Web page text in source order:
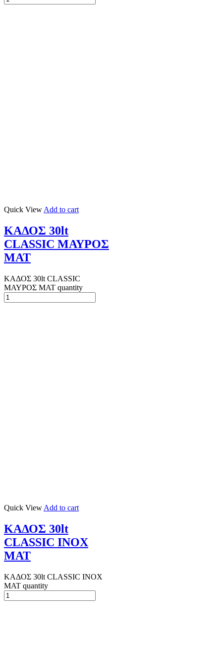
Quick View Add to cart
ΚΑΔΟΣ 30lt
CLASSIC ΜΑΥΡΟΣ
ΜΑΤ
ΚΑΔΟΣ 30lt CLASSIC
ΜΑΥΡΟΣ ΜΑΤ quantity
Quick View Add to cart
ΚΑΔΟΣ 30lt
CLASSIC ΙΝΟΧ
ΜΑΤ
ΚΑΔΟΣ 30lt CLASSIC ΙΝΟΧ
ΜΑΤ quantity